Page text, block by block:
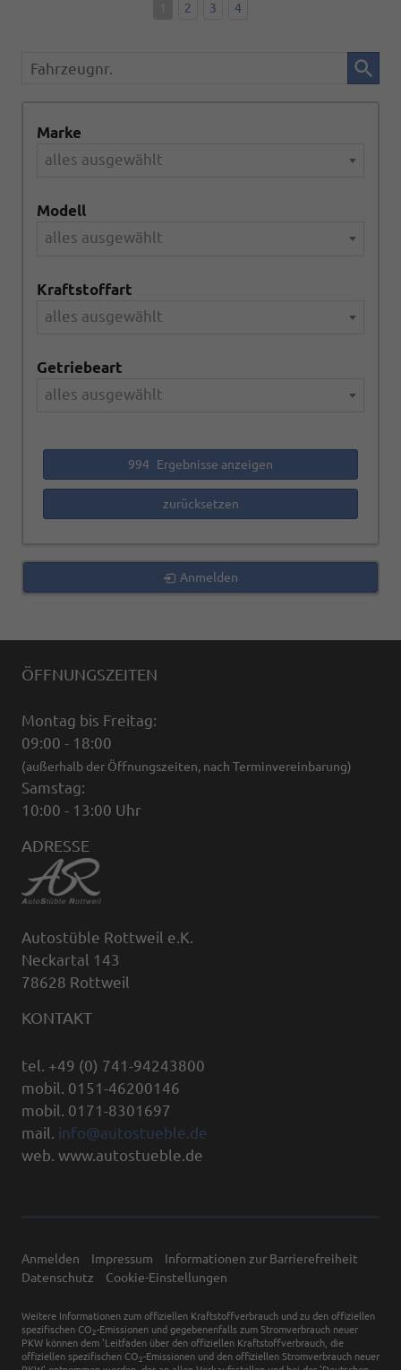
2 3 4
Fahrzeugnr.
Marke
alles ausgewählt
Modell
alles ausgewählt
Kraftstoffart
alles ausgewählt
Getriebeart
alles ausgewählt
994 Ergebnisse anzeigen
zurücksetzen
Anmelden
ÖFFNUNGSZEITEN
Montag bis Freitag:
09:00 - 18:00
(außerhalb der Öffnungszeiten, nach Terminvereinbarung)
Samstag:
10:00 - 13:00 Uhr
ADRESSE
Autostüble Rottweil e.K.
Neckartal 143
78628 Rottweil
KONTAKT
tel. +49 (0) 741-94243800
mobil. 0151-46200146
mobil. 0171-8301697
mail. info@autostueble.de
web. www.autostueble.de
Anmelden Impressum
Informationen zur Barrierefreiheit
Datenschutz
Cookie-Einstellungen
Weitere Informationen zum offiziellen Kraftstoffverbrauch und zu den offiziellen
spezifischen CO 2-Emissionen und gegebenenfalls zum Stromverbrauch neuer
PKW können dem 'Leitfaden über den offiziellen Kraftstoffverbrauch, die
offiziellen spezifischen CO 2-Emissionen und den offiziellen Stromverbrauch neuer